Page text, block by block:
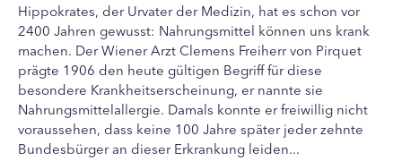
Hippokrates, der Urvater der Medizin, hat es schon vor
2400 Jahren gewusst: Nahrungsmittel können uns krank
machen. Der Wiener Arzt Clemens Freiherr von Pirquet
prägte 1906 den heute gültigen Begriff für diese
besondere Krankheitserscheinung, er nannte sie
Nahrungsmittelallergie. Damals konnte er freiwillig nicht
voraussehen, dass keine 100 Jahre später jeder zehnte
Bundesbürger an dieser Erkrankung leiden...